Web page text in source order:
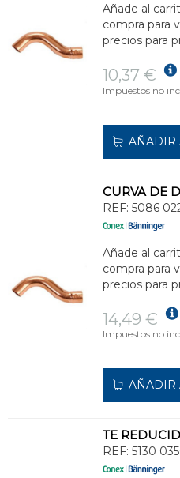
Añade al
compra para
precios para
10,37 €
Impuestos no
AÑADIR
CURVA DE
REF: 5086
Añade al
compra para
precios para
14,49 €
Impuestos no
AÑADIR
TE
REF: 5130